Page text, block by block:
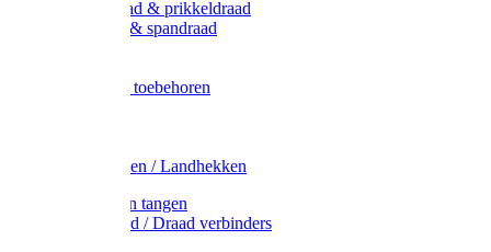
Metaal draad & prikkeldraad
Binddraad & spandraad
Afrasternet toebehoren
Weidehekken / Landhekken
Spanners en tangen
Lint / Koord / Draad verbinders